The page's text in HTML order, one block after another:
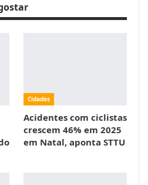
Cidades
Acidentes com ciclistas
crescem 46% em 2025
em Natal, aponta STTU